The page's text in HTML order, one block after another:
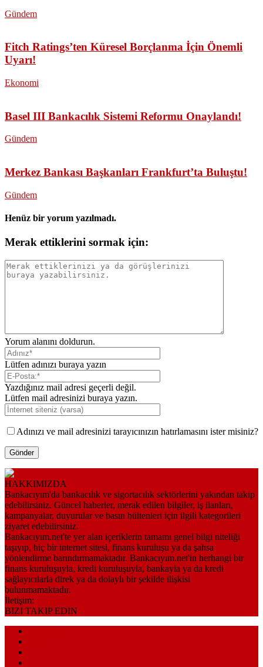
Gündem
Fitch Ratings’ten Küresel Borçlanma İçin Önemli
Uyarı!
Ekonomi
Basel III Bankacılık Sistemi Reformu Onaylandı!
Gündem
Merkez Bankası Başkanları Frankfurt’ta Buluştu!
Gündem
Henüz bir yorum yazılmadı.
Merak ettiklerini sormak için:
Yorum alanını doldurun.
Lütfen adınızı buraya yazın
Yazdığınız mail adresi geçerli değil.
Lütfen mail adresinizi buraya yazın.
Adınızı ve mail adresinizi tarayıcınızın hatırlamasını ister misiniz?
HAKKIMIZDA
Bankacıyım'da bankacılık ve sigortacılık sektörlerini yakından takip
edebilirsiniz. Güncel haberler, merak edilen bilgiler, iş ilanları,
kampanyalar, duyurular ve basın bültenleri için ilgili kategorileri
ziyaret edebilirsiniz.
Bankacıyım.net'te yer alan içeriklerin tamamı genel bilgi niteliği
taşıyıp, hiç bir internet sitesi, finans kuruluşu ya da şahsa
yönlendirme barındırmamaktadır. Bankacıyım.net'in herhangi bir
finans kuruluşuyla, kredi kuruluşuyla, bankayla ya da kredi
sağlayıcılarla direk ya da dolaylı bir şekilde ilişkisi
bulunmamaktadır.
İletişim:
BIZI TAKIP EDIN